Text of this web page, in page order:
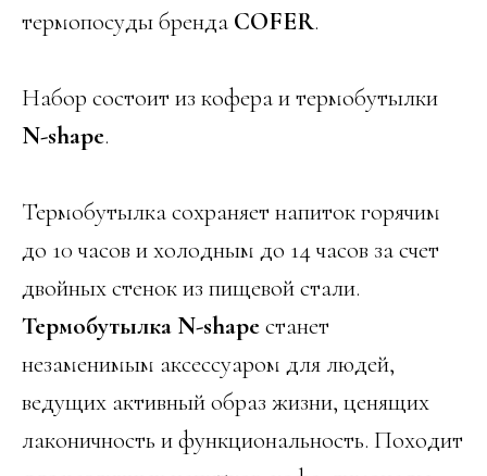
термопосуды бренда COFER.
Набор состоит из кофера и термобутылки
N-shape.
Термобутылка сохраняет напиток горячим
до 10 часов и холодным до 14 часов за счет
двойных стенок из пищевой стали.
Термобутылка N-shapeстанет
незаменимым аксессуаром для людей,
ведущих активный образ жизни, ценящих
лаконичность и функциональность. Походит